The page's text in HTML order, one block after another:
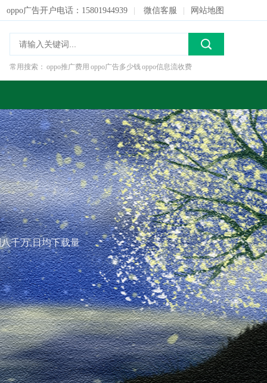
oppo广告开户电话：15801944939 微信客服 网站地图
常用搜索： oppo推广费用 oppo广告多少钱oppo信息流收费
千万,日均下载量